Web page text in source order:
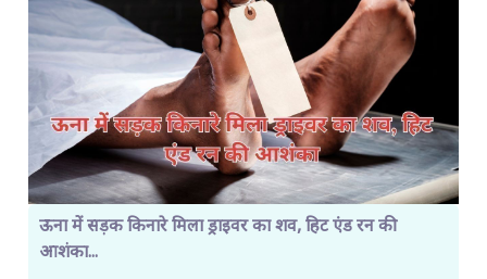
ऊना में सड़क किनारे मिला ड्राइवर का शव, हिट एंड रन की
आशंका...